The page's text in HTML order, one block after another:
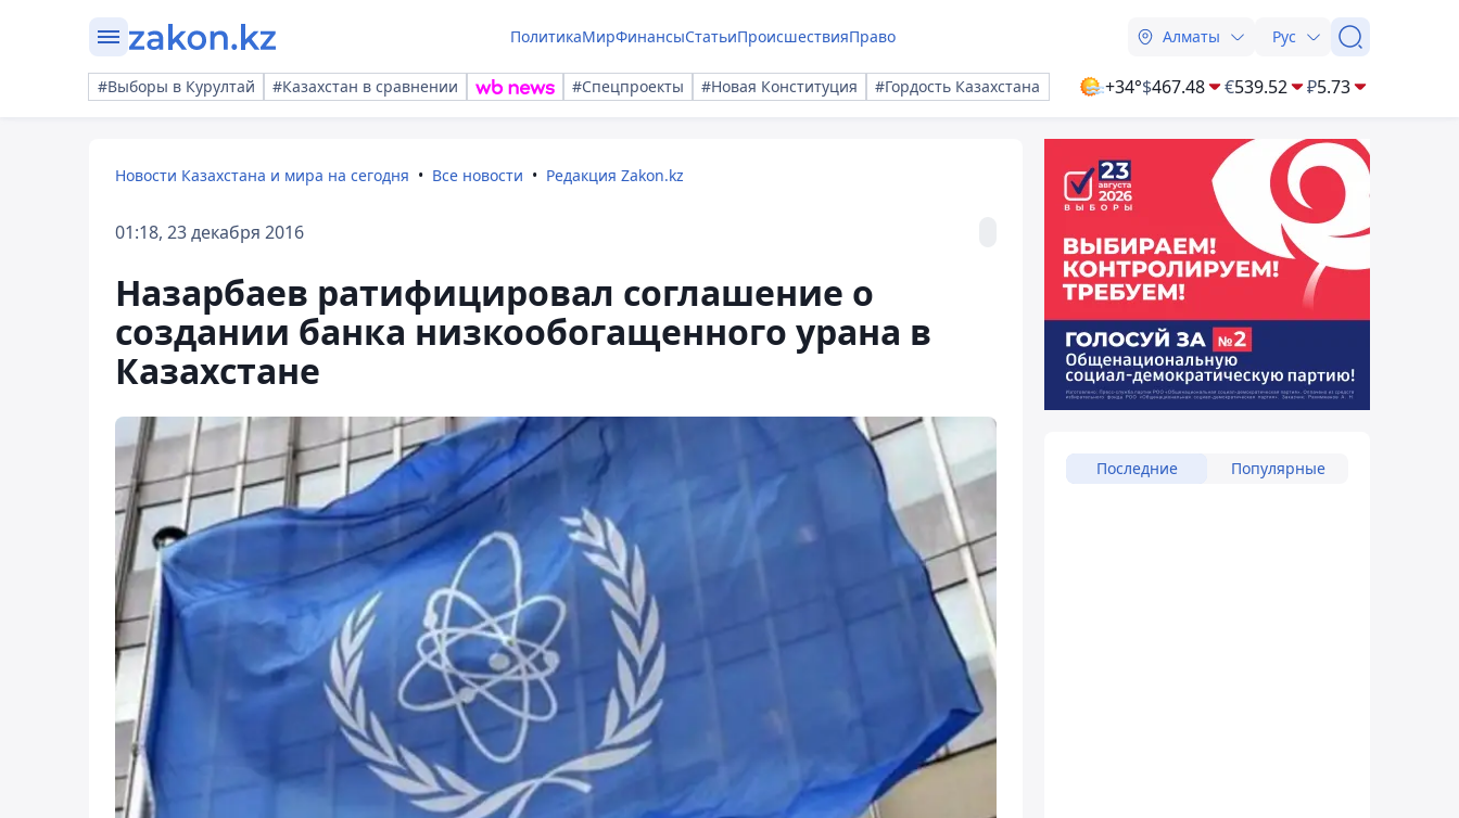
ПолитикаМирФинансыСтатьиПроисшествияПраво Алматы Рус
#Выборы в Курултай #Казахстан в сравнении #Спецпроекты #Новая Конституция #Гордость Казахстана +34°$467.48 €539.52 ₽5.73
Новости Казахстана и мира на сегодня Все новости Редакция Zakon.kz
01:18, 23 декабря 2016
Назарбаев ратифицировал соглашение о
создании банка низкообогащенного урана в
Казахстане
Последние Популярные